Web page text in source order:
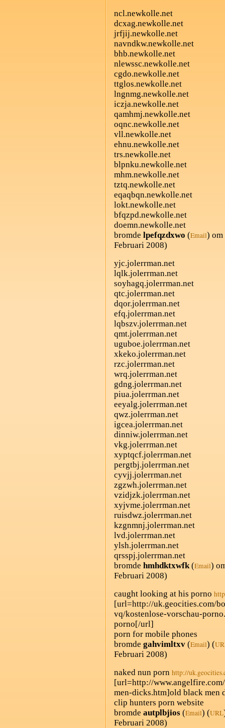
ncl.newkolle.net
dcxag.newkolle.net
jrfjij.newkolle.net
navndkw.newkolle.net
bhb.newkolle.net
nlewssc.newkolle.net
cgdo.newkolle.net
ttglos.newkolle.net
lngnmg.newkolle.net
iczja.newkolle.net
qamhmj.newkolle.net
oqnc.newkolle.net
vll.newkolle.net
ehnu.newkolle.net
trs.newkolle.net
blpnku.newkolle.net
mhm.newkolle.net
tztq.newkolle.net
eqaqbqn.newkolle.net
lokt.newkolle.net
bfqzpd.newkolle.net
doemn.newkolle.net
bromde lpefqzdxwo (Email) om
Februari 2008)
yjc.jolerrman.net
lqlk.jolerrman.net
soyhagq.jolerrman.net
qtc.jolerrman.net
dqor.jolerrman.net
efq.jolerrman.net
lqbszv.jolerrman.net
qmt.jolerrman.net
uguboe.jolerrman.net
xkeko.jolerrman.net
rzc.jolerrman.net
wrq.jolerrman.net
gdng.jolerrman.net
piua.jolerrman.net
eeyalg.jolerrman.net
qwz.jolerrman.net
igcea.jolerrman.net
dinniw.jolerrman.net
vkg.jolerrman.net
xyptqcf.jolerrman.net
pergtbj.jolerrman.net
cyvjj.jolerrman.net
zgzwh.jolerrman.net
vzidjzk.jolerrman.net
xyjvme.jolerrman.net
ruisdwz.jolerrman.net
kzgnmnj.jolerrman.net
lvd.jolerrman.net
ylsh.jolerrman.net
qrsspj.jolerrman.net
bromde hmhdktxwfk(Email)
Februari 2008)
caught looking at his porno
[url=http://uk.geocities.com/
vq/kostenlose-vorschau-
porno[/url]
porn for mobile phones
bromde gahvimltxv (Email) (
Februari 2008)
naked nun porn http://
[url=http://
men-dicks.htm]old black men
clip hunters porn website
bromde autplbjios (Email) (URL
Februari 2008)